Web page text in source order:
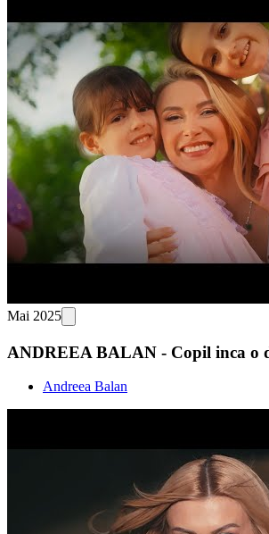
Mai 2025
ANDREEA BALAN - Copil inca o
Andreea Balan